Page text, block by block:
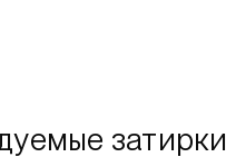
затирки